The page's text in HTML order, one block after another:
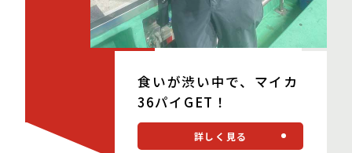
食いが渋い中で、マイカ
36パイGET！
詳しく見る